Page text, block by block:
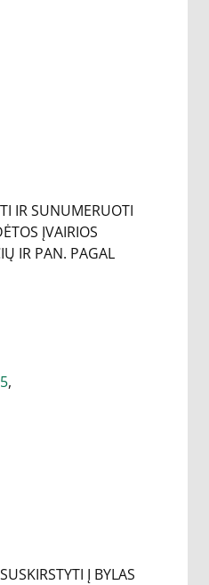
IR SUNUMERUOTI
ĮVAIRIOS
IR PAN. PAGAL
,
Į BYLAS